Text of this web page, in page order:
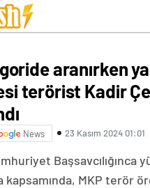
aranırken
terörist Kadir
News 23 Kasım 2024 01:01
Başsavcılığınca
MKP terör